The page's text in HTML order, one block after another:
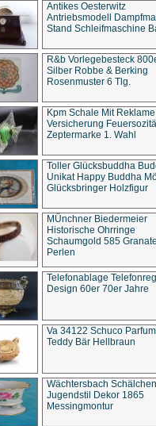
Antikes Oesterwitz
Antriebsmodell
Stand Schleifmaschine
R&b Vorlegebesteck
Silber Robbe & Berking
Rosenmuster 6 Tlg.
Kpm Schale Mit Reklame
Versicherung
Zeptermarke 1. Wahl
Toller Glücksbuddha
Unikat Happy Buddha
Glücksbringer Holzfigur
MÜnchner Biedermeier
Historische Ohrringe
Schaumgold 585
Perlen
Telefonablage
Design 60er 70er Jahre
Va 34122 Schuco
Teddy Bär Hellbraun
Wächtersbach Schälchen
Jugendstil Dekor 1865
Messingmontur